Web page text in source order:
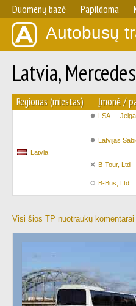
Duomenų bazė Papildoma
Autobusų
Latvia,
Regionas (miestas) Įmonė /
Latvia
LSA —
Latvijas
B-Tour, Ltd
B-Bus, Ltd
Visi šios TP nuotraukų komentarai